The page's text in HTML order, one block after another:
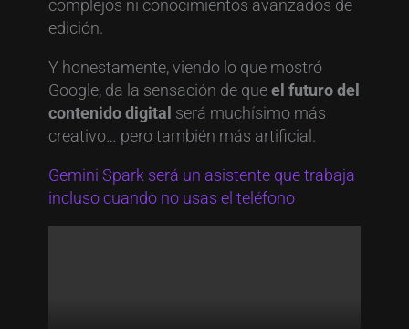
complejos ni conocimientos avanzados de
edición.
Y honestamente, viendo lo que mostró
Google, da la sensación de queel futuro del
contenido digital será muchísimo más
creativo… pero también más artificial.
Gemini Spark será un asistente que trabaja
incluso cuando no usas el teléfono